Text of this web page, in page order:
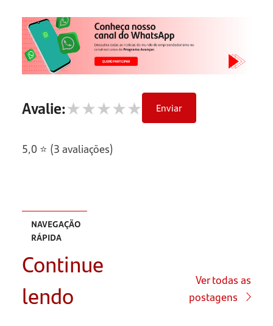
Avalie: ★
★
★
★
★ Enviar
5,0 ⭐ (3 avaliações)
NAVEGAÇÃO
RÁPIDA
O que
realmente
define um
case de
Continue
lendo
Ver todas as
postagens